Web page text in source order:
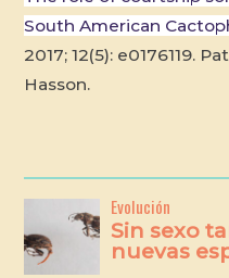
South American
2017; 12(5): e0176119.
Hasson.
Evolución
Sin sexo
nuevas